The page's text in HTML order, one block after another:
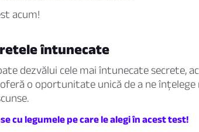
acum!
întunecate
dezvălui cele mai întunecate secrete,
o oportunitate unică de a ne înțelege
cu legumele pe care le alegi în acest test!